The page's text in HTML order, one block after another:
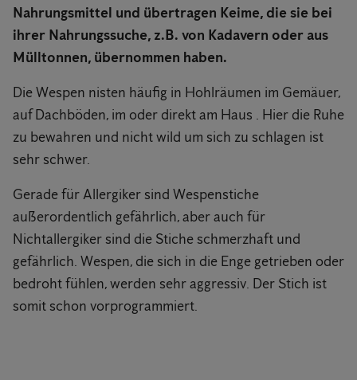
Nahrungsmittel und übertragen Keime, die sie bei
ihrer Nahrungssuche, z.B. von Kadavern oder aus
Mülltonnen, übernommen haben.
Die Wespen nisten häufig in Hohlräumen im Gemäuer,
auf Dachböden, im oder direkt am Haus . Hier die Ruhe
zu bewahren und nicht wild um sich zu schlagen ist
sehr schwer.
Gerade für Allergiker sind Wespenstiche
außerordentlich gefährlich, aber auch für
Nichtallergiker sind die Stiche schmerzhaft und
gefährlich. Wespen, die sich in die Enge getrieben oder
bedroht fühlen, werden sehr aggressiv. Der Stich ist
somit schon vorprogrammiert.